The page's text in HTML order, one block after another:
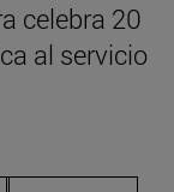
celebra 20
al servicio